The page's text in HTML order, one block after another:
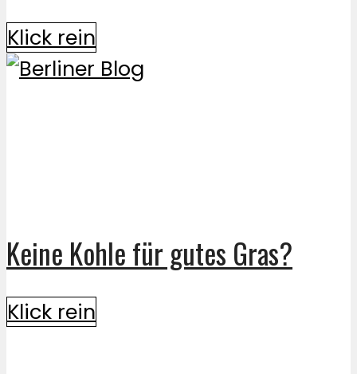
Klick rein
Keine Kohle für gutes Gras?
Klick rein